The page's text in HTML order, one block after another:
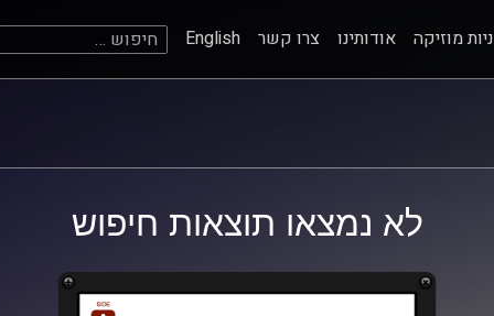
מוזיקה אודותינו צרו קשר English חיפוש:
לא נמצאו תוצאות חיפוש